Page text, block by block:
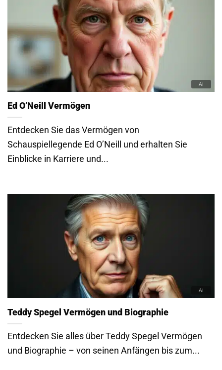
Ed O’Neill Vermögen
Entdecken Sie das Vermögen von
Schauspiellegende Ed O’Neill und erhalten Sie
Einblicke in Karriere und...
Teddy Spegel Vermögen und Biographie
Entdecken Sie alles über Teddy Spegel Vermögen
und Biographie – von seinen Anfängen bis zum...